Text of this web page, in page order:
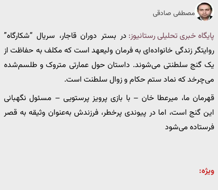
مصطفی صادقی
پایگاه خبری تحلیلی رستانیوز: در بستر دوران قاجار، سریال “شکارگاه”
روایتگر زندگی خانواده‌ای به فرمان ولیعهد است که مکلف به حفاظت از
یک گنج سلطنتی می‌شوند. داستان حول عمارتی متروک و طلسم‌شده
می‌چرخد که نماد ستم حکام و زوال سلطنت است.
قهرمان ما، میرعطا خان – با بازی پرویز پرستویی – مسئول نگهبانی
این گنج است، اما در پیوندی پرخطر، فرزندش به‌عنوان وثیقه به قصر
فرستاده می‌شود
ویژه: